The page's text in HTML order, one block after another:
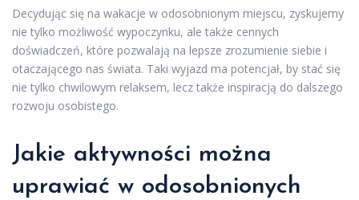
Decydując się na wakacje w odosobnionym miejscu, zyskujemy
nie tylko możliwość wypoczynku, ale także cennych
doświadczeń, które pozwalają na lepsze zrozumienie siebie i
otaczającego nas świata. Taki wyjazd ma potencjał, by stać się
nie tylko chwilowym relaksem, lecz także inspiracją do dalszego
rozwoju osobistego.
Jakie aktywności można
uprawiać w odosobnionych